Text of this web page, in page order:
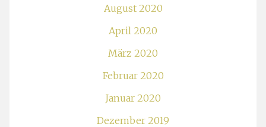
August 2020
April 2020
März 2020
Februar 2020
Januar 2020
Dezember 2019